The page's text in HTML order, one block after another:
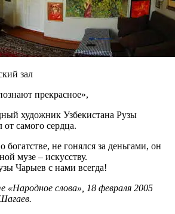
зал
прекрасное»,
художник Узбекистана Рузы
самого сердца.
не гонялся за деньгами, он
музе – искусству.
Чарыев с нами всегда!
«Народное слова», 18 февраля 2005